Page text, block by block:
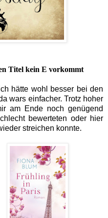
Titel kein E vorkommt
hätte wohl besser bei den
wars einfacher. Trotz hoher
am Ende noch genügend
bewerteten oder hier
streichen konnte.